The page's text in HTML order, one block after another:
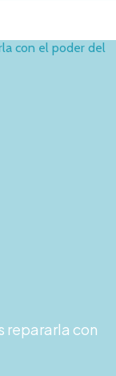
repararla con